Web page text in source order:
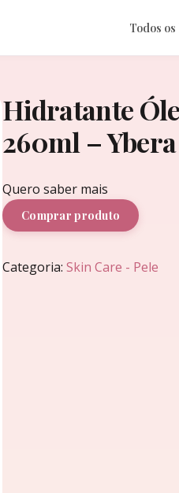
Todos
Hidratante
260ml –
Quero saber mais
Comprar produto
Categoria: Skin Care - Pele